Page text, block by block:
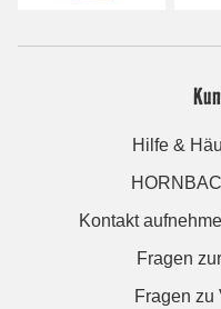
Hilfe &
Kontakt
Fragen
Fragen zu